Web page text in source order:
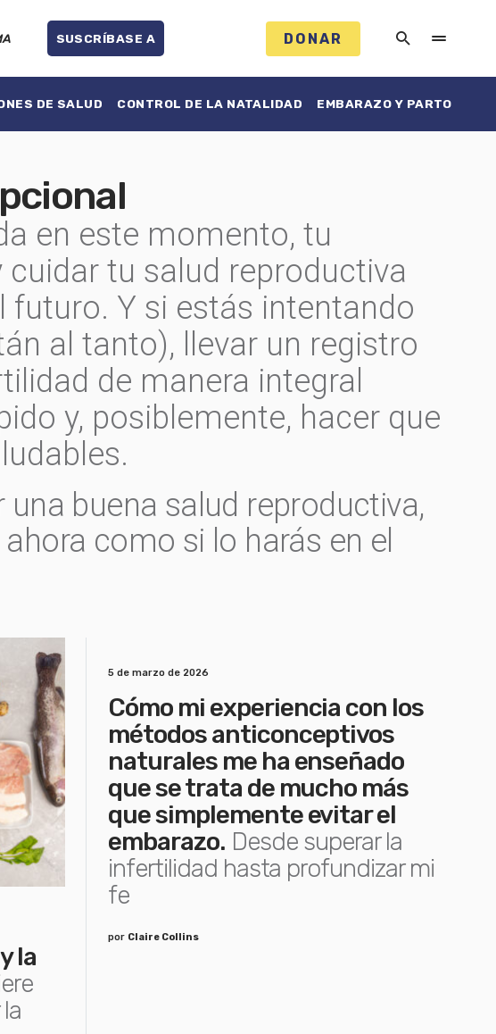
SUSCRÍBASE A DONAR
DE SALUD CONTROL DE LA NATALIDAD EMBARAZO Y PARTO
en este momento, tu
tu salud reproductiva
Y si estás intentando
al tanto), llevar un registro
de manera integral
y, posiblemente, hacer que
buena salud reproductiva,
como si lo harás en el
la
5 de marzo de 2026
Cómo mi experiencia con los
métodos anticonceptivos
naturales me ha enseñado
que se trata de mucho más
que simplemente evitar el
embarazo. Desde superar la
infertilidad hasta profundizar mi
fe
por Claire Collins